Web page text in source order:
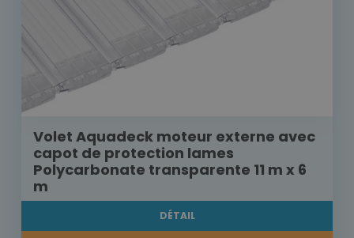
Volet Aquadeck moteur externe avec
capot de protection lames
Polycarbonate transparente 11 m x 6
m
DÉTAIL